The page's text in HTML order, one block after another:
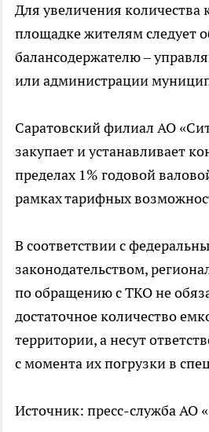
Для увеличения количества
площадке жителям следует
балансодержателю –
или администрации
Саратовский филиал АО
закупает и устанавливает
пределах 1% годовой
рамках тарифных
В соответствии с
законодательством,
по обращению с ТКО не
достаточное количество
территории, а несут
с момента их погрузки в
Источник: пресс-служба АО